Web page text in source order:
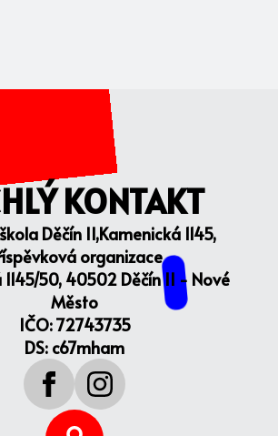
KONTAKT
Děčín II,Kamenická 1145,
organizace
50, 40502 Děčín II - Nové
Město
IČO: 72743735
DS: c67mham